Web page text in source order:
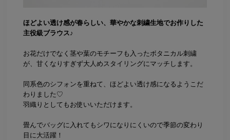
ほどよい透け感が春らしい、華やかな刺繍生地でお作りした
主役級ブラウス♪
お花だけでなく茎や葉のモチーフも入ったボタニカル刺繍
が、甘くなりすぎず大人めスタイリングにマッチします。
同系色のシフォンを重ねて、ほどよい透け感になるようこだ
わりました♡
羽織りとしてもお使いいただけます。
畳んでバッグに入れてもシワになりにくいので季節の変わり
目に大活躍！